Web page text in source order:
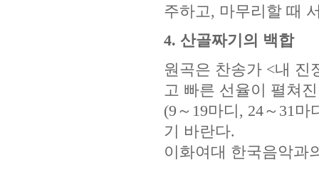
주하고, 마무리할 때
4. 산골짜기의 백합
원곡은 찬송가 <내 진
고 빠른 선율이 펼쳐
(9～19마디, 24～31
기 바란다.
이화여대 한국음악과